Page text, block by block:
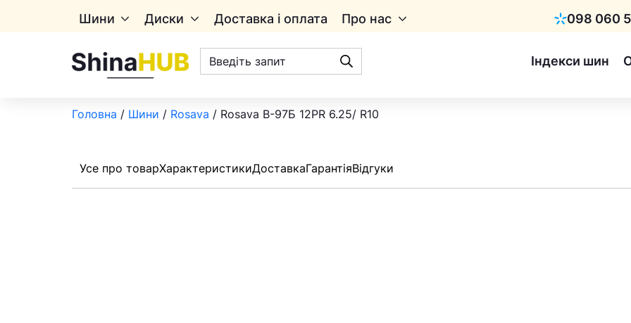
Шини Диски Доставка і оплата Про нас 098 060
Київстар
Пошук
товарів
Індекси шин
Головна / Шини / Rosava / Rosava В-97Б 12PR 6.25/ R10
Усе про товарХарактеристикиДоставкаГарантіяВідгуки